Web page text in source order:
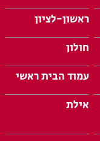
ראשון-לציון
חולון
עמוד הבית ראשי
אילת